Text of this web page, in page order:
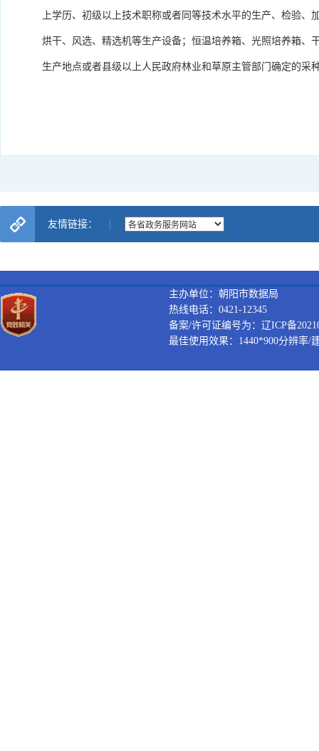
上学历、初级以上技术职称或者同等技术水平的生产、检验
烘干、风选、精选机等生产设备；恒温培养箱、光照培养箱
生产地点或者县级以上人民政府林业和草原主管部门确定的
友情链接：
主办单位：朝阳市数据局
热线电话：0421-12345
备案/许可证编号为：辽ICP备
最佳使用效果：1440*900分辨率/